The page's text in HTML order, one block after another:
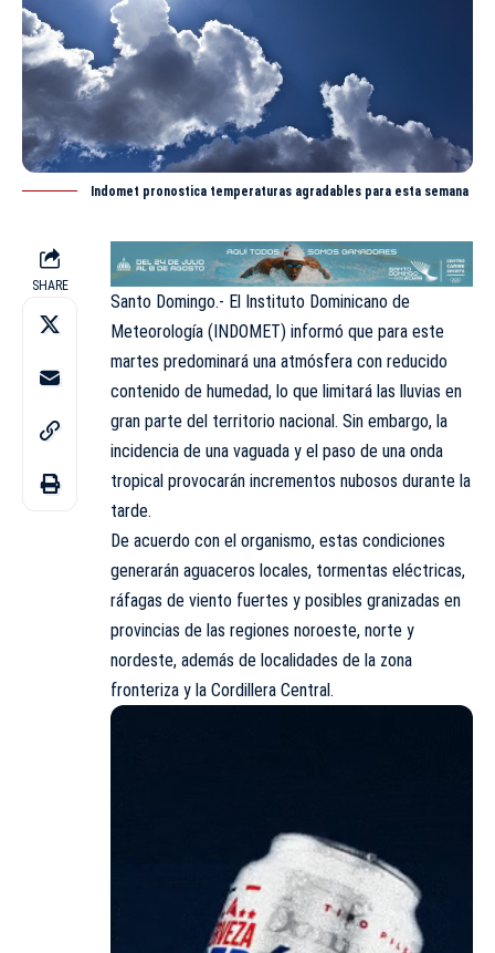
Indomet pronostica temperaturas agradables para esta semana
SHARE
Santo Domingo.- El Instituto Dominicano de
Meteorología (INDOMET) informó que para este
martes predominará una atmósfera con reducido
contenido de humedad, lo que limitará las lluvias en
gran parte del territorio nacional. Sin embargo, la
incidencia de una vaguada y el paso de una onda
tropical provocarán incrementos nubosos durante la
tarde.
De acuerdo con el organismo, estas condiciones
generarán aguaceros locales, tormentas eléctricas,
ráfagas de viento fuertes y posibles granizadas en
provincias de las regiones noroeste, norte y
nordeste, además de localidades de la zona
fronteriza y la Cordillera Central.